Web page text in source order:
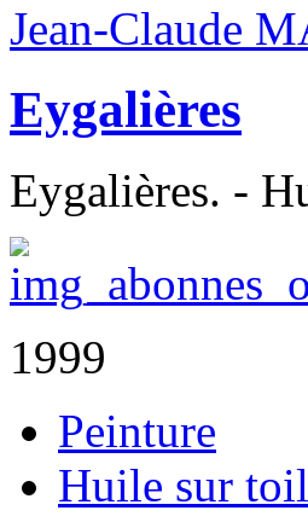
Jean-Claude
Eygalières
Eygalières. -
1999
Peinture
Huile sur